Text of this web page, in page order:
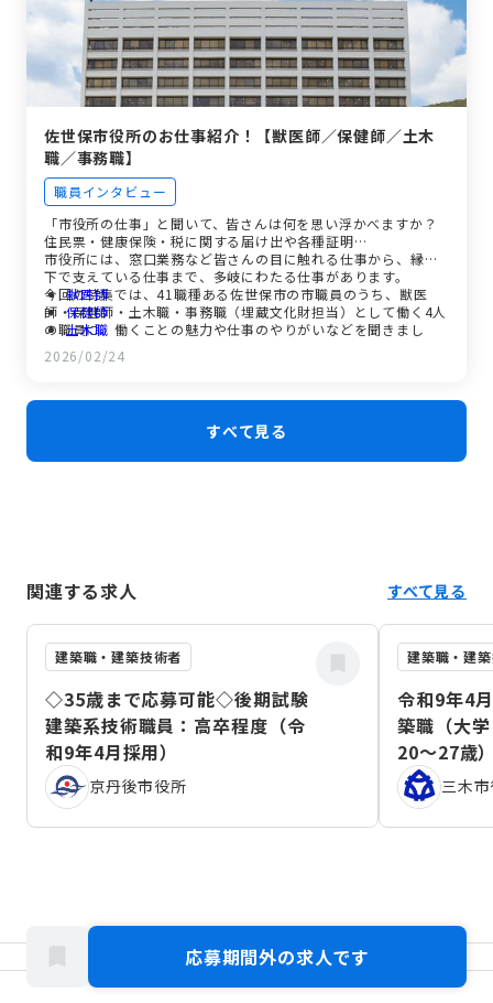
佐世保市役所のお仕事紹介！【獣医師／保健師／土木
職／事務職】
職員インタビュー
「市役所の仕事」と聞いて、皆さんは何を思い浮かべますか？
住民票・健康保険・税に関する届け出や各種証明…
市役所には、窓口業務など皆さんの目に触れる仕事から、縁の
下で支えている仕事まで、多岐にわたる仕事があります。
今回の特集では、41職種ある佐世保市の市職員のうち、獣医
師・保健師・土木職・事務職（埋蔵文化財担当）として働く4人
の職員に、働くことの魅力や仕事のやりがいなどを聞きまし
獣医師
保健師
土木職
事務職
広報させぼプラス動画（土木職・事務職（埋蔵文化財担
2026/02/24
すべて見る
関連する求人 すべて見る
建築職・建築技術者
◇35歳まで応募可能◇後期試験
建築系技術職員：高卒程度（令
和9年4月採用）
京丹後市役所
建築職・建
令和9年4
築職（大
20～27歳
三木
応募期間外の求人です